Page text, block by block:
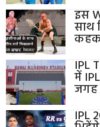
इस
साथ
IPL
में
जगह
IPL